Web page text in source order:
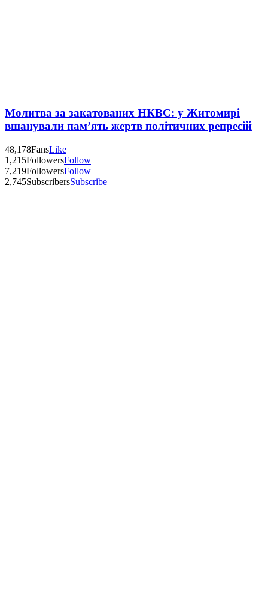
Молитва за закатованих НКВС: у Житомирі
вшанували пам’ять жертв політичних репресій
48,178FansLike
1,215FollowersFollow
7,219FollowersFollow
2,745SubscribersSubscribe